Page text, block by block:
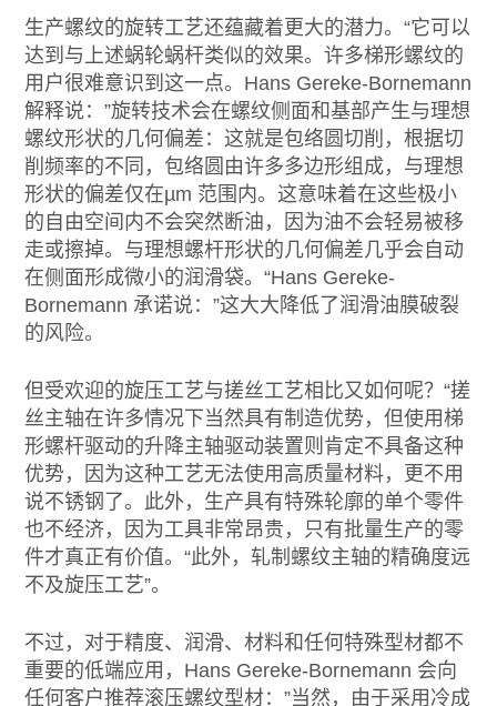
生产螺纹的旋转工艺还蕴藏着更大的潜力。“它可以
达到与上述蜗轮蜗杆类似的效果。许多梯形螺纹的
用户很难意识到这一点。Hans Gereke-Bornemann
解释说：”旋转技术会在螺纹侧面和基部产生与理想
螺纹形状的几何偏差：这就是包络圆切削，根据切
削频率的不同，包络圆由许多多边形组成，与理想
形状的偏差仅在µm 范围内。这意味着在这些极小
的自由空间内不会突然断油，因为油不会轻易被移
走或擦掉。与理想螺杆形状的几何偏差几乎会自动
在侧面形成微小的润滑袋。“Hans Gereke-
Bornemann 承诺说：”这大大降低了润滑油膜破裂
的风险。
但受欢迎的旋压工艺与搓丝工艺相比又如何呢？“搓
丝主轴在许多情况下当然具有制造优势，但使用梯
形螺杆驱动的升降主轴驱动装置则肯定不具备这种
优势，因为这种工艺无法使用高质量材料，更不用
说不锈钢了。此外，生产具有特殊轮廓的单个零件
也不经济，因为工具非常昂贵，只有批量生产的零
件才真正有价值。“此外，轧制螺纹主轴的精确度远
不及旋压工艺”。
不过，对于精度、润滑、材料和任何特殊型材都不
重要的低端应用，Hans Gereke-Bornemann 会向
任何客户推荐滚压螺纹型材：”当然，由于采用冷成